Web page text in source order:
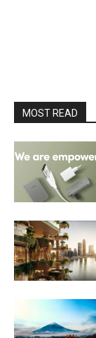
MOST READ